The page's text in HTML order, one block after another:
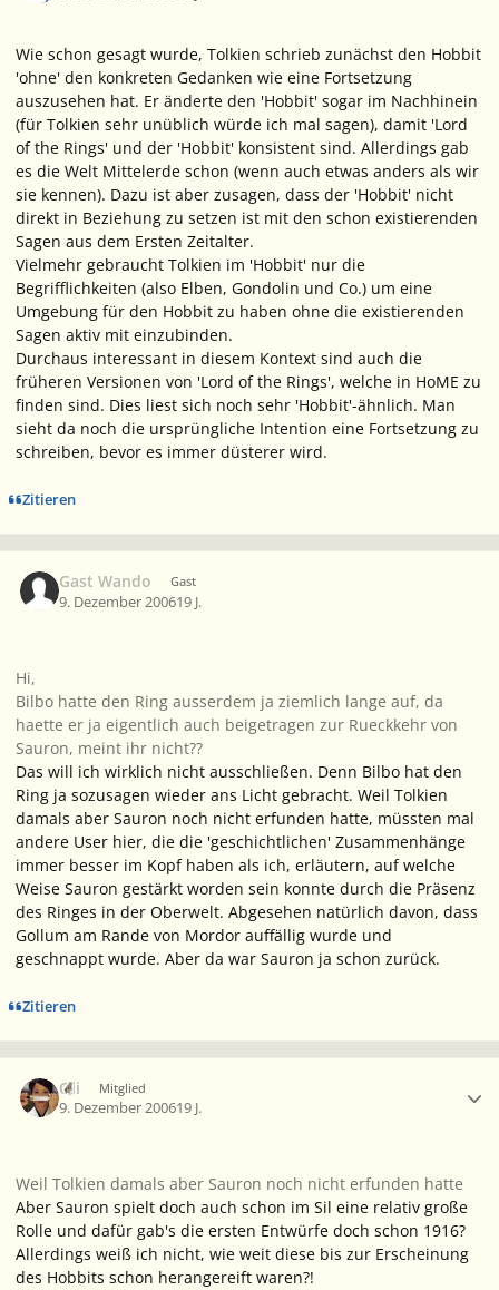
Wie schon gesagt wurde, Tolkien schrieb zunächst den Hobbit
'ohne' den konkreten Gedanken wie eine Fortsetzung
auszusehen hat. Er änderte den 'Hobbit' sogar im Nachhinein
(für Tolkien sehr unüblich würde ich mal sagen), damit 'Lord
of the Rings' und der 'Hobbit' konsistent sind. Allerdings gab
es die Welt Mittelerde schon (wenn auch etwas anders als wir
sie kennen). Dazu ist aber zusagen, dass der 'Hobbit' nicht
direkt in Beziehung zu setzen ist mit den schon existierenden
Sagen aus dem Ersten Zeitalter.
Vielmehr gebraucht Tolkien im 'Hobbit' nur die
Begrifflichkeiten (also Elben, Gondolin und Co.) um eine
Umgebung für den Hobbit zu haben ohne die existierenden
Sagen aktiv mit einzubinden.
Durchaus interessant in diesem Kontext sind auch die
früheren Versionen von 'Lord of the Rings', welche in HoME zu
finden sind. Dies liest sich noch sehr 'Hobbit'-ähnlich. Man
sieht da noch die ursprüngliche Intention eine Fortsetzung zu
schreiben, bevor es immer düsterer wird.
Zitieren
Gast Wando Gast
9. Dezember 200619 J.
Hi,
Bilbo hatte den Ring ausserdem ja ziemlich lange auf, da
haette er ja eigentlich auch beigetragen zur Rueckkehr von
Sauron, meint ihr nicht??
Das will ich wirklich nicht ausschließen. Denn Bilbo hat den
Ring ja sozusagen wieder ans Licht gebracht. Weil Tolkien
damals aber Sauron noch nicht erfunden hatte, müssten mal
andere User hier, die die 'geschichtlichen' Zusammenhänge
immer besser im Kopf haben als ich, erläutern, auf welche
Weise Sauron gestärkt worden sein konnte durch die Präsenz
des Ringes in der Oberwelt. Abgesehen natürlich davon, dass
Gollum am Rande von Mordor auffällig wurde und
geschnappt wurde. Aber da war Sauron ja schon zurück.
Zitieren
Oli Mitglied
9. Dezember 200619 J.
Weil Tolkien damals aber Sauron noch nicht erfunden hatte
Aber Sauron spielt doch auch schon im Sil eine relativ große
Rolle und dafür gab's die ersten Entwürfe doch schon 1916?
Allerdings weiß ich nicht, wie weit diese bis zur Erscheinung
des Hobbits schon herangereift waren?!